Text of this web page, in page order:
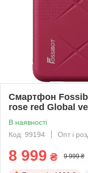
Смартфон
rose red Global
В наявності
Код: 99194
Опт і
8 999 ₴ 9 999 ₴